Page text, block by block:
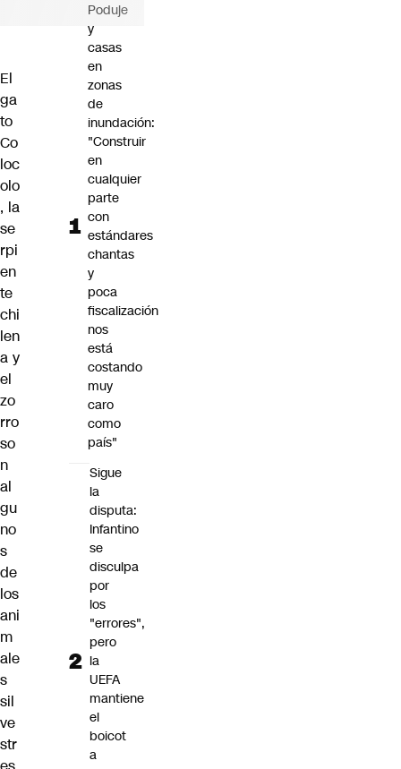
El
ga
to
Co
loc
olo
, la
se
rpi
en
te
chi
len
a y
el
zo
rro
so
n
al
gu
no
s
de
los
ani
m
ale
s
sil
ve
str
Poduje
y
casas
en
zonas
de
inundación:
"Construir
en
cualquier
parte
con
estándares
chantas
y
poca
fiscalización
nos
está
costando
muy
caro
como
país"
Sigue
la
disputa:
Infantino
se
disculpa
por
los
"errores",
pero
la
UEFA
mantiene
el
boicot
a